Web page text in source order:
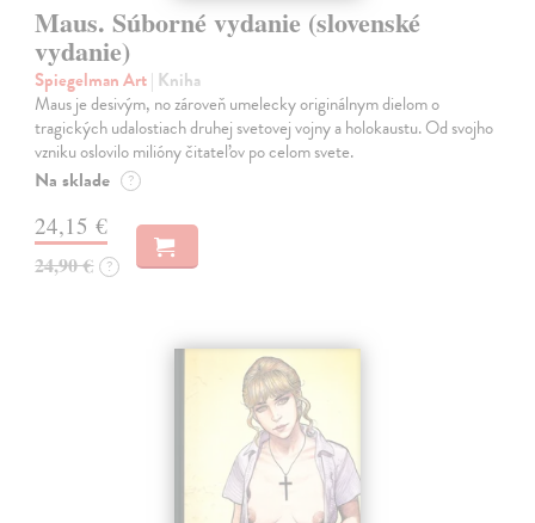
Maus. Súborné vydanie (slovenské
vydanie)
Spiegelman Art| Kniha
Maus je desivým, no zároveň umelecky originálnym dielom o
tragických udalostiach druhej svetovej vojny a holokaustu. Od svojho
vzniku oslovilo milióny čitateľov po celom svete.
Na sklade ?
24,15 €
24,90 € ?